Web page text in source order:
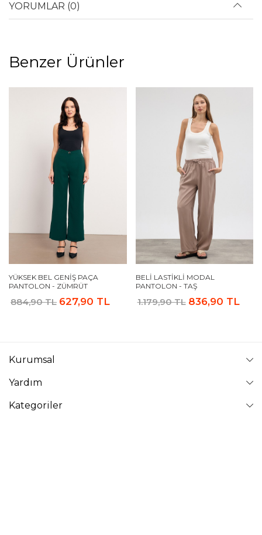
YORUMLAR (0)
Benzer Ürünler
YÜKSEK BEL GENIŞ PAÇA
PANTOLON - ZÜMRÜT
884,90 TL 627,90 TL
BELI LASTIKLI MODAL
PANTOLON - TAŞ
1.179,90 TL 836,90 TL
Kurumsal
Yardım
Kategoriler